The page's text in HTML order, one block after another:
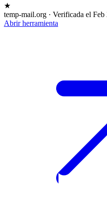
★
temp-mail.org · Verificada el Feb
Abrir herramienta